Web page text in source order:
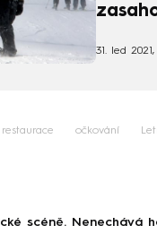
31. led 2021,
restaurace očkování
scéně. Nenechává